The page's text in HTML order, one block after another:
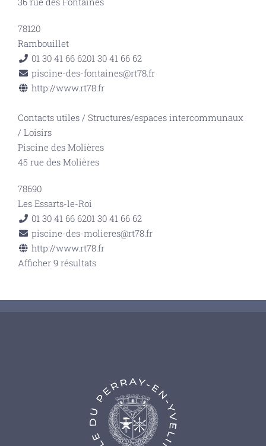
78120
Rambouillet
01 30 41 66 6201 30 41 66 62
piscine-des-fontaines@rt78.fr
http://www.rt78.fr
Contacts utiles / Structures/espaces intercommunaux
/ Loisirs
Piscine des Molières
45 rue des Molières
78690
Les Essarts-le-Roi
01 30 41 66 6201 30 41 66 62
piscine-des-molieres@rt78.fr
http://www.rt78.fr
Afficher 9 résultats